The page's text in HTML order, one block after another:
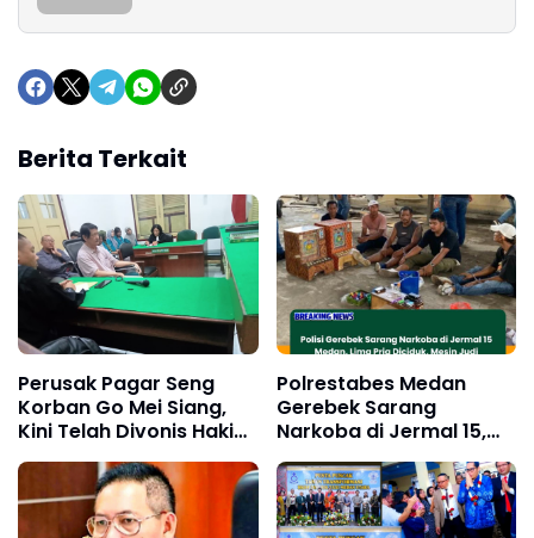
Berita Terkait
Perusak Pagar Seng
Korban Go Mei Siang,
Kini Telah Divonis Hakim
2 Tahun Penjara
Polrestabes Medan
Gerebek Sarang
Narkoba di Jermal 15,
Lima Orang Ditangkap
Polisi